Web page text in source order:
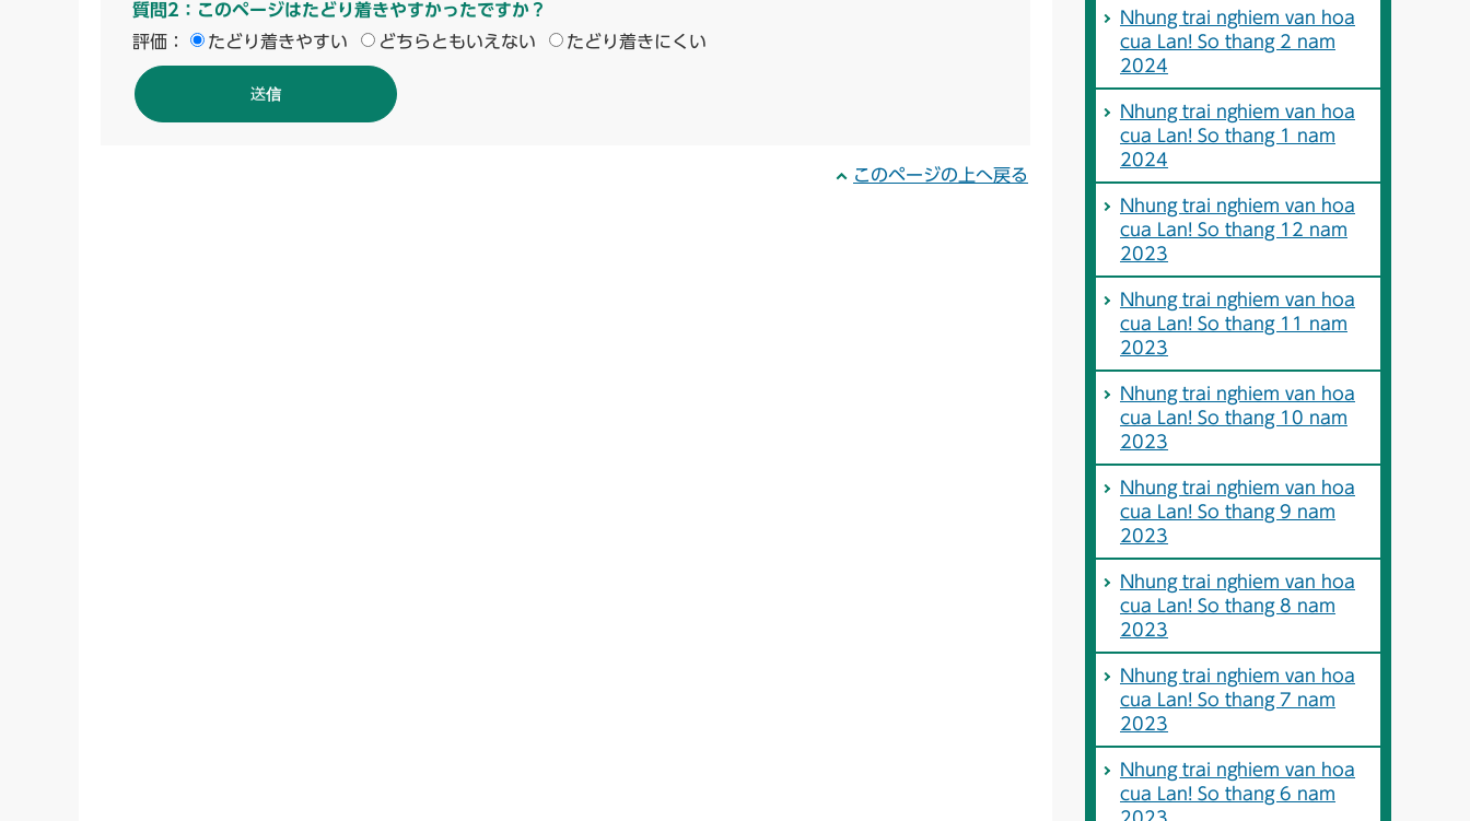
質問2：このページはたどり着きやすかったですか？
評価：
たどり着きやすい どちらともいえない たどり着きにくい
このページの上へ戻る
Nhung trai nghiem van hoa
cua Lan! So thang 2 nam
2024
Nhung trai nghiem van hoa
cua Lan! So thang 1 nam
2024
Nhung trai nghiem van hoa
cua Lan! So thang 12 nam
2023
Nhung trai nghiem van hoa
cua Lan! So thang 11 nam
2023
Nhung trai nghiem van hoa
cua Lan! So thang 10 nam
2023
Nhung trai nghiem van hoa
cua Lan! So thang 9 nam
2023
Nhung trai nghiem van hoa
cua Lan! So thang 8 nam
2023
Nhung trai nghiem van hoa
cua Lan! So thang 7 nam
2023
Nhung trai nghiem van hoa
cua Lan! So thang 6 nam